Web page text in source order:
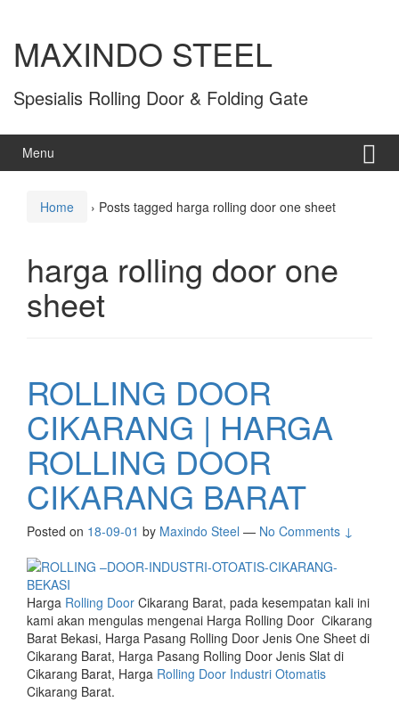
MAXINDO STEEL
Spesialis Rolling Door & Folding Gate
Menu
Home › Posts tagged harga rolling door one sheet
harga rolling door one
sheet
ROLLING DOOR
CIKARANG | HARGA
ROLLING DOOR
CIKARANG BARAT
Posted on 18-09-01 by Maxindo Steel — No Comments ↓
Harga Rolling Door Cikarang Barat, pada kesempatan kali ini
kami akan mengulas mengenai Harga Rolling Door Cikarang
Barat Bekasi, Harga Pasang Rolling Door Jenis One Sheet di
Cikarang Barat, Harga Pasang Rolling Door Jenis Slat di
Cikarang Barat, Harga Rolling Door Industri Otomatis
Cikarang Barat.